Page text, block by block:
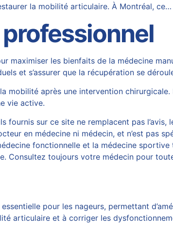
la mobilité articulaire. À Montréal, ce…
professionnel
maximiser les bienfaits de la médecine
et s’assurer que la récupération se
mobilité après une intervention
vie active.
sur ce site ne remplacent pas
en médecine ni médecin, et n’est pas
fonctionnelle et la médecine
Consultez toujours votre médecin pour
pour les nageurs, permettant
articulaire et à corriger les